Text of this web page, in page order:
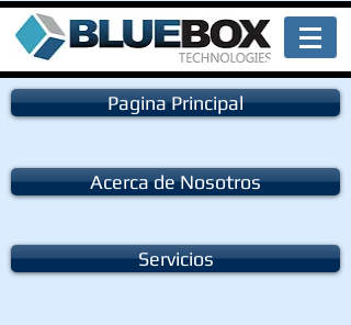
Pagina Principal
Acerca de Nosotros
Servicios